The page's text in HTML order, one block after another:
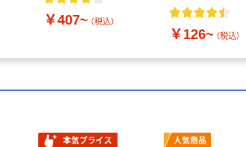
￥407~ （税込）
￥126~ （税込）
本気プライス 人気商品